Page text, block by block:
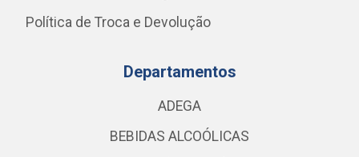
Política de Troca e Devolução
Departamentos
ADEGA
BEBIDAS ALCOÓLICAS